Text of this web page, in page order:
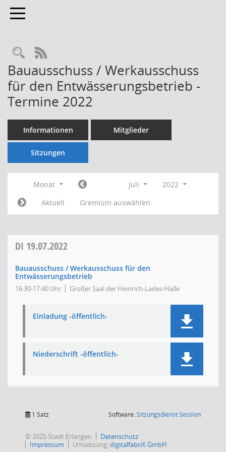
Toggle navigation
Rechercheauswahl
RSS-Feed
Bauausschuss / Werkausschuss
für den Entwässerungsbetrieb -
Termine 2022
Informationen Mitglieder
Sitzungen
Monat Juli
2022
Aktuell
Gremium auswählen
DI 19.07.2022
Bauausschuss / Werkausschuss für den
Entwässerungsbetrieb
16:30-17:40 Uhr Großer Saal der Heinrich-Lades-Halle
Einladung -öffentlich-
Niederschrift -öffentlich-
1 Satz Software:SitzungsdienstSession(Wird in
© 2025 Stadt Erlangen
Datenschutz
Impressum
Umsetzung:digitalfabriX GmbH